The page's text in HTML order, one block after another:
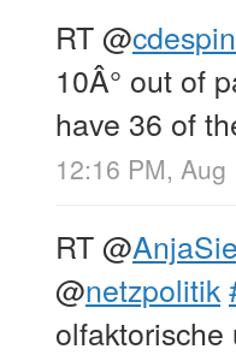
RT@
10Â° out of
have 36 of
12:16 PM, Aug
RT@
@netzpolitik